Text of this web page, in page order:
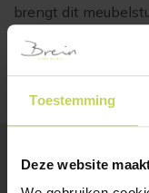
Toestemming
Deze website
brengt dit
niveau. Haal het
van tijdloze
BESTSELLERS